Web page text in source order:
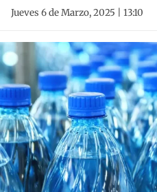
Jueves 6 de Marzo, 2025 | 13:10